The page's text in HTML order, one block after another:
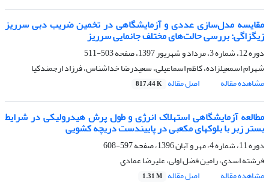
مقایسه مدل‌سازی عددی و آزمایشگاهی در تخمین ضریب دبی سرریز
زیگزاگی: بررسی حالت‌های مختلف جانمایی سرریز
دوره 12، شماره 3، مرداد و شهریور 1397، صفحه
503-511
شهرام اسمعیل‏زاده، کاظم اسماعیلی، سعیدرضا خداشناس، فرزاد ارجمندکیا
مشاهده مقاله
اصل مقاله 817.44 K
مطالعه آزمایشگاهی استهلاک انرژی و طول پرش هیدرولیکی در شرایط
بستر زبر با بلوک‏های مکعبی‏ در پایین‏دست دریچه کشویی
دوره 11، شماره 4، مهر و آبان 1396، صفحه
597-608
فرشته اسدی، رامین فضل‏ اولی، علیرضا عمادی
مشاهده مقاله
اصل مقاله 1.31 M